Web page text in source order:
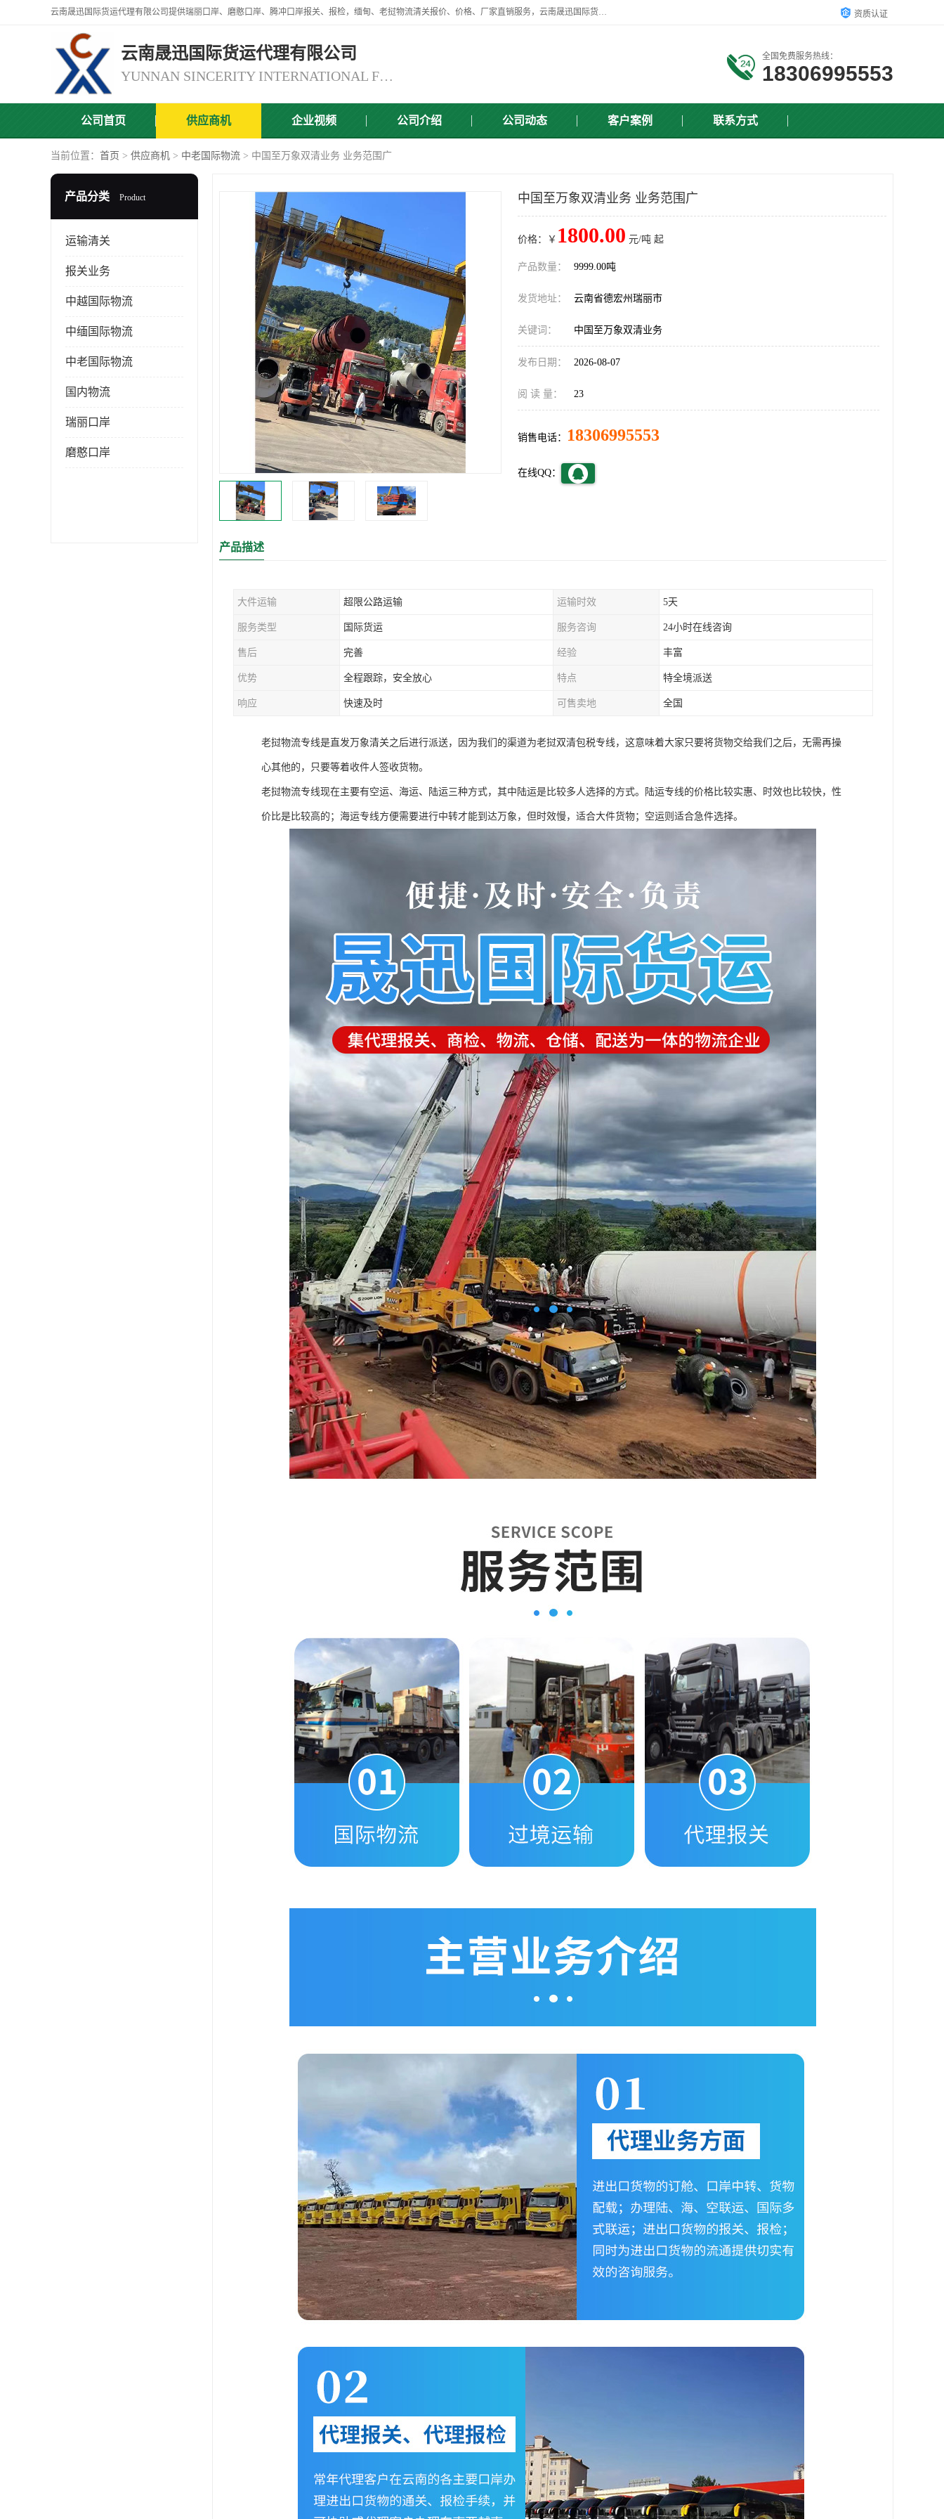
云南晟迅国际货运代理有限公司提供瑞丽口岸、磨憨口岸、腾冲口岸报关、报检，缅甸、老挝物流清关报价、价格、厂家直销服务，云南晟迅国际货运代理有限公司，由一支精通业务、经验丰富、责任心强的专业团队组建于,云南晟迅国际货运代理有限公司商铺。 资质认证
云南晟迅国际货运代理有限公司
YUNNAN SINCERITY INTERNATIONAL FREIGHT FOR WARDING CO.,LTD
全国免费服务热线：
18306995553
公司首页 供应商机 企业视频 公司介绍 公司动态 客户案例 联系方式
当前位置： 首页 > 供应商机 > 中老国际物流 > 中国至万象双清业务 业务范围广
产品分类 Product
运输清关
报关业务
中越国际物流
中缅国际物流
中老国际物流
国内物流
瑞丽口岸
磨憨口岸
中国至万象双清业务 业务范围广
价格：￥ 1800.00 元/吨 起
产品数量： 9999.00吨
发货地址： 云南省德宏州瑞丽市
关键词： 中国至万象双清业务
发布日期： 2026-08-07
阅 读 量： 23
销售电话： 18306995553
在线QQ：
产品描述
大件运输 超限公路运输 运输时效 5天
服务类型 国际货运 服务咨询 24小时在线咨询
售后 完善 经验 丰富
优势 全程跟踪，安全放心 特点 特全境派送
响应 快速及时 可售卖地 全国
老挝物流专线是直发万象清关之后进行派送，因为我们的渠道为老挝双清包税专线，这意味着大家只要将货物交给我们之后，无需再操
心其他的，只要等着收件人签收货物。
老挝物流专线现在主要有空运、海运、陆运三种方式，其中陆运是比较多人选择的方式。陆运专线的价格比较实惠、时效也比较快，性
价比是比较高的；海运专线方便需要进行中转才能到达万象，但时效慢，适合大件货物；空运则适合急件选择。